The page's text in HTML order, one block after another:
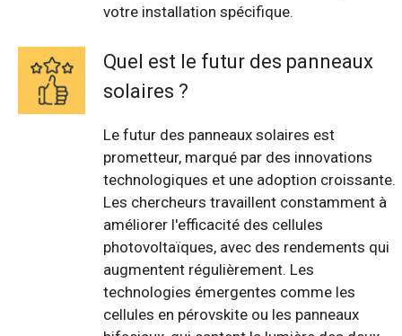
votre installation spécifique.
Quel est le futur des panneaux
solaires ?
Le futur des panneaux solaires est
prometteur, marqué par des innovations
technologiques et une adoption croissante.
Les chercheurs travaillent constamment à
améliorer l'efficacité des cellules
photovoltaïques, avec des rendements qui
augmentent régulièrement. Les
technologies émergentes comme les
cellules en pérovskite ou les panneaux